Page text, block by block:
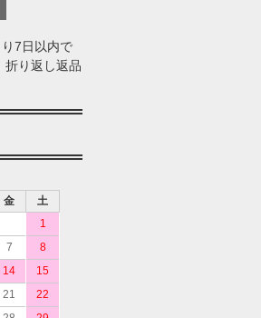
7日以内で
折り返し返品
金
土
1
7
8
14
15
21
22